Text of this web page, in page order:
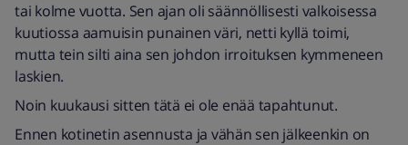
tai kolme vuotta. Sen ajan oli säännöllisesti valkoisessa
kuutiossa aamuisin punainen väri, netti kyllä toimi,
mutta tein silti aina sen johdon irroituksen kymmeneen
laskien.
Noin kuukausi sitten tätä ei ole enää tapahtunut.
Ennen kotinetin asennusta ja vähän sen jälkeenkin on